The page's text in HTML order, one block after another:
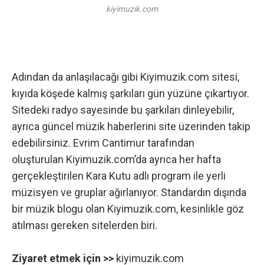
kiyimuzik.com
Adından da anlaşılacağı gibi Kiyimuzik.com sitesi,
kıyıda köşede kalmış şarkıları gün yüzüne çıkartıyor.
Sitedeki radyo sayesinde bu şarkıları dinleyebilir,
ayrıca güncel müzik haberlerini site üzerinden takip
edebilirsiniz. Evrim Cantimur tarafından
oluşturulan Kiyimuzik.com’da ayrıca her hafta
gerçekleştirilen Kara Kutu adlı program ile yerli
müzisyen ve gruplar ağırlanıyor. Standardın dışında
bir müzik blogu olan Kiyimuzik.com, kesinlikle göz
atılması gereken sitelerden biri.
Ziyaret etmek için >> kiyimuzik.com